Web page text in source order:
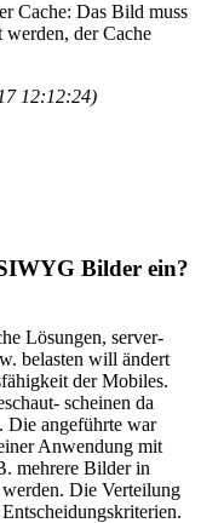
Cache: Das Bild muss
der Cache
12:12:24)
Bilder ein?
Lösungen, server-
belasten will ändert
der Mobiles.
scheinen da
Die angeführte war
Anwendung mit
mehrere Bilder in
Die Verteilung